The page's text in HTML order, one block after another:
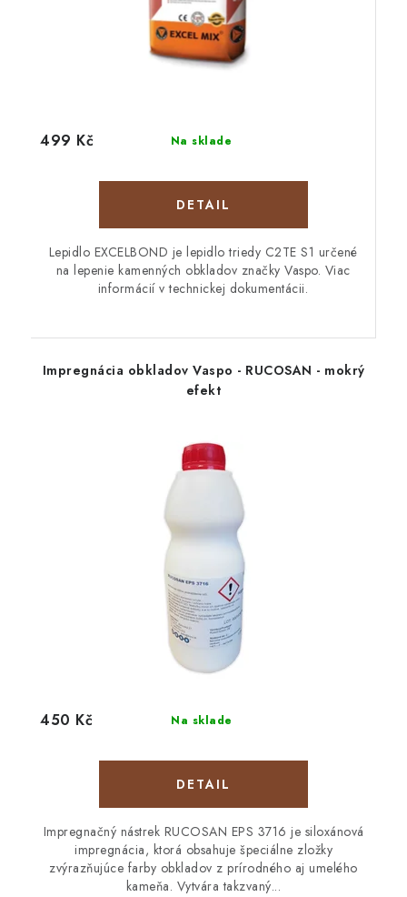
Na sklade
499 Kč
DETAIL
Lepidlo EXCELBOND je lepidlo triedy C2TE S1 určené
na lepenie kamenných obkladov značky Vaspo. Viac
informácií v technickej dokumentácii.
Impregnácia obkladov Vaspo - RUCOSAN - mokrý
efekt
Na sklade
450 Kč
DETAIL
Impregnačný nástrek RUCOSAN EPS 3716 je siloxánová
impregnácia, ktorá obsahuje špeciálne zložky
zvýrazňujúce farby obkladov z prírodného aj umelého
kameňa. Vytvára takzvaný...